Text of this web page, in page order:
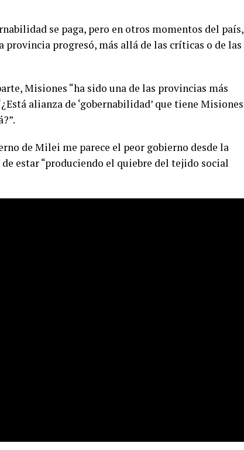
se paga, pero en otros momentos del país,
provincia progresó, más allá de las críticas o de las
Misiones “ha sido una de las provincias más
alianza de ‘gobernabilidad’ que tiene Misiones
de Milei me parece el peor gobierno desde la
estar “produciendo el quiebre del tejido social